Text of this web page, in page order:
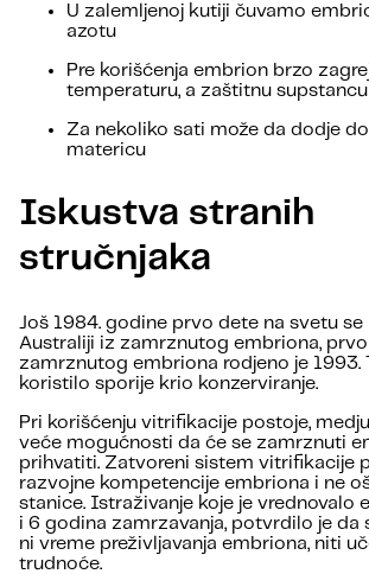
U zalemljenoj kutiji čuvamo
azotu
Pre korišćenja embrion brzo
temperaturu, a zaštitnu
Za nekoliko sati može da dodje
matericu
Iskustva stranih
stručnjaka
Još 1984. godine prvo dete na svetu
Australiji iz zamrznutog embriona,
zamrznutog embriona rodjeno je 1993.
koristilo sporije krio konzerviranje.
Pri korišćenju vitrifikacije postoje,
veće mogućnosti da će se zamrznuti
prihvatiti. Zatvoreni sistem vitrifikacije
razvojne kompetencije embriona i ne
stanice. Istraživanje koje je vrednovalo
i 6 godina zamrzavanja, potvrdilo je da
ni vreme preživljavanja embriona, niti
trudnoće.